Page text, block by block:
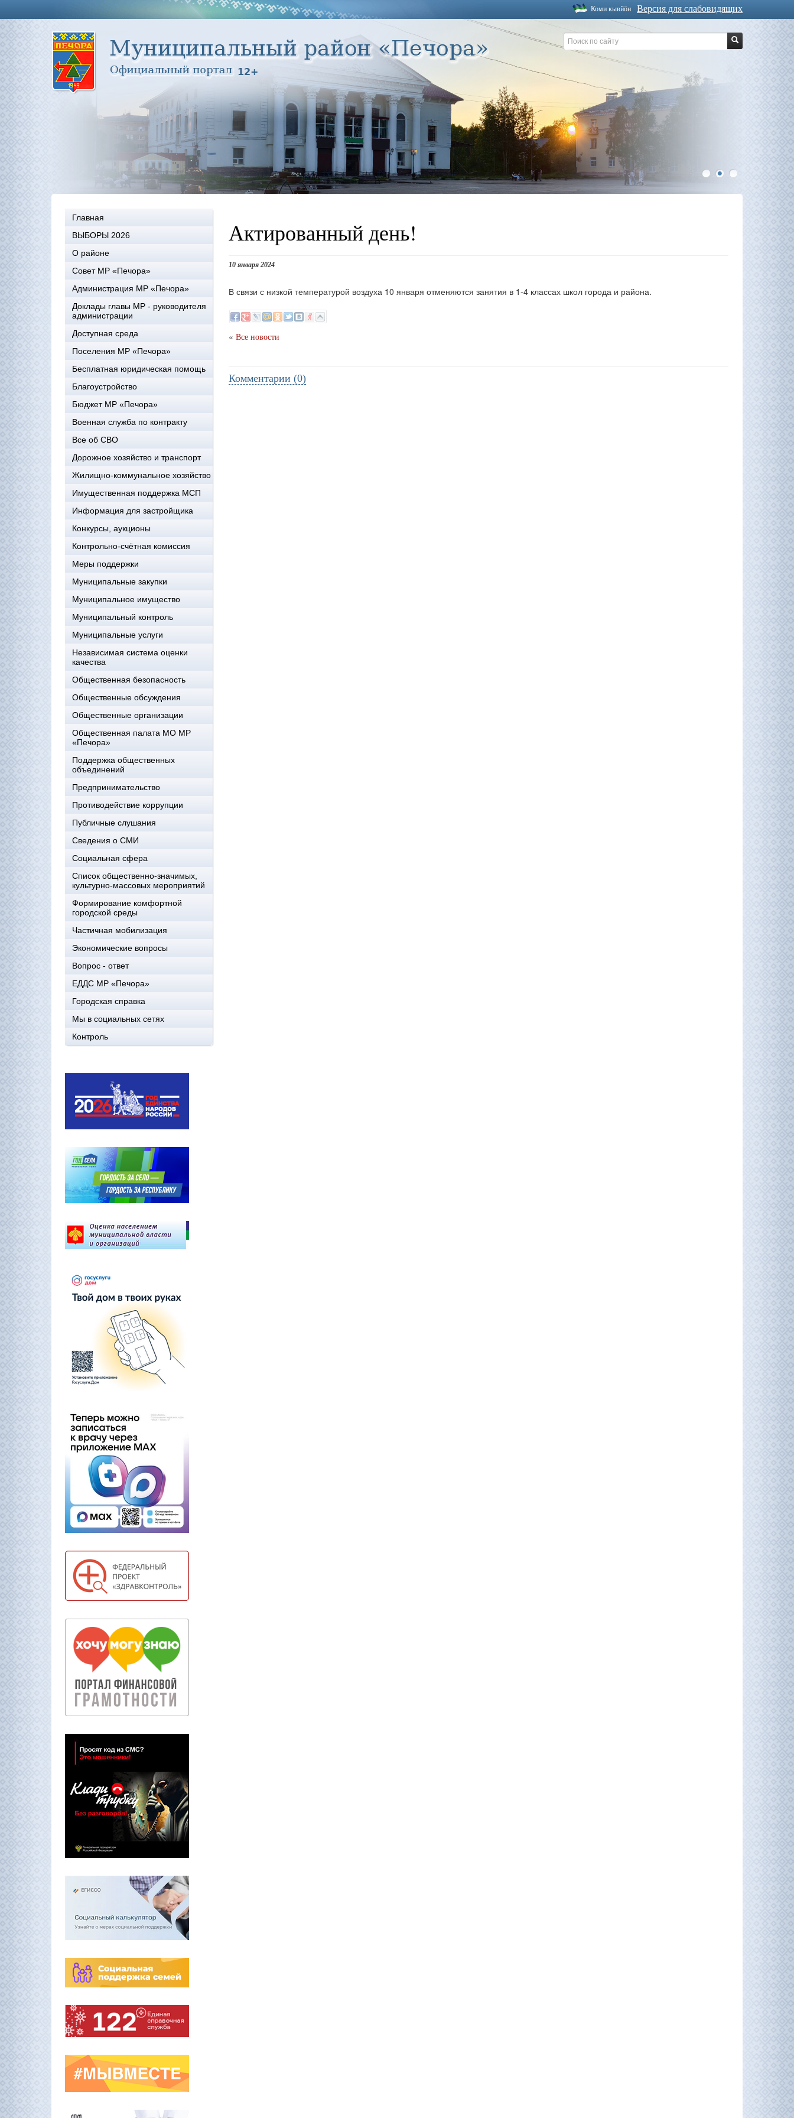
Версия для слабовидящих
Коми кывйöн
1 2 3
Главная
ВЫБОРЫ 2026
О районе
Совет МР «Печора»
Администрация МР «Печора»
Доклады главы МР - руководителя
администрации
Доступная среда
Поселения МР «Печора»
Бесплатная юридическая помощь
Благоустройство
Бюджет МР «Печора»
Военная служба по контракту
Все об СВО
Дорожное хозяйство и транспорт
Жилищно-коммунальное хозяйство
Имущественная поддержка МСП
Информация для застройщика
Конкурсы, аукционы
Контрольно-счётная комиссия
Меры поддержки
Муниципальные закупки
Муниципальное имущество
Муниципальный контроль
Муниципальные услуги
Независимая система оценки
качества
Общественная безопасность
Общественные обсуждения
Общественные организации
Общественная палата МО МР
«Печора»
Поддержка общественных
объединений
Предпринимательство
Противодействие коррупции
Публичные слушания
Сведения о СМИ
Социальная сфера
Список общественно-значимых,
культурно-массовых мероприятий
Формирование комфортной
городской среды
Частичная мобилизация
Экономические вопросы
Вопрос - ответ
ЕДДС МР «Печора»
Городская справка
Мы в социальных сетях
Контроль
Актированный день!
10 января 2024
В связи с низкой температурой воздуха 10 января отменяются занятия в 1-4 классах школ города и района.
« Все новости
Комментарии (0)